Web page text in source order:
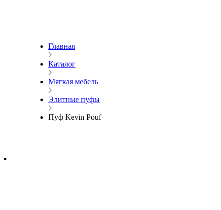
Главная
Каталог
Мягкая мебель
Элитные пуфы
Пуф Kevin Pouf